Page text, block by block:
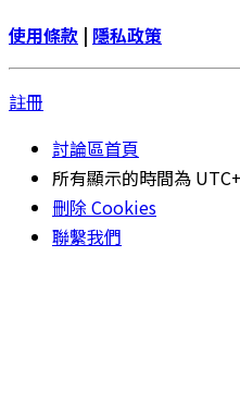
使用條款 | 隱私政策
註冊
討論區首頁
所有顯示的時間為
刪除 Cookies
聯繫我們